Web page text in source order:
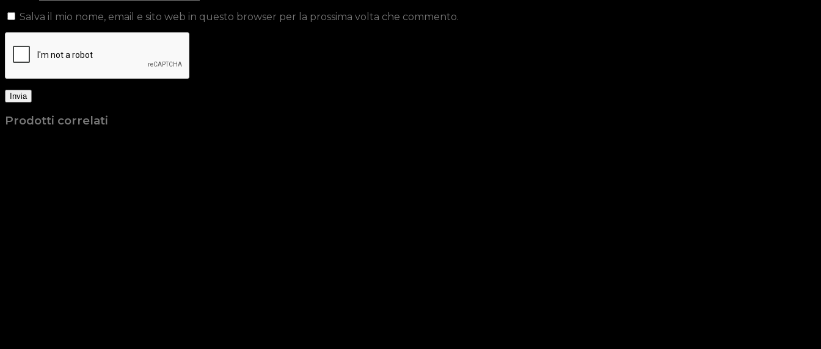
Salva il mio nome, email e sito web in questo browser per la prossima volta che commento.
Prodotti correlati